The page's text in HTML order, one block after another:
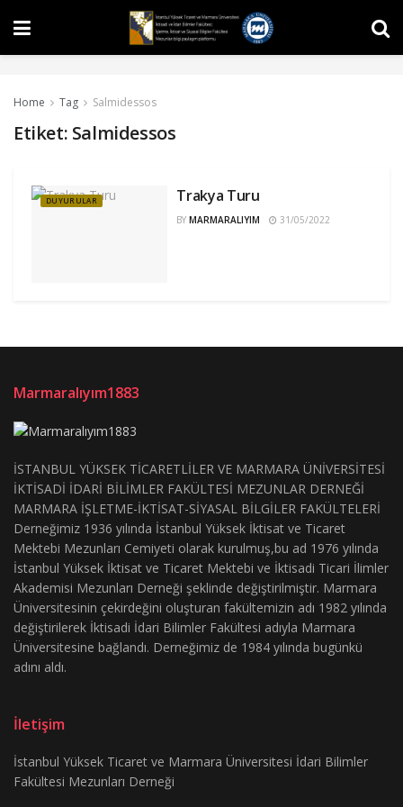
Home Tag Salmidessos
Etiket: Salmidessos
DUYURULAR Trakya Turu
BY MARMARALIYIM 31/05/2022
Marmaralıyım1883
İSTANBUL YÜKSEK TİCARETLİLER VE MARMARA ÜNİVERSİTESİ
İKTİSADİ İDARİ BİLİMLER FAKÜLTESİ MEZUNLAR DERNEĞİ
MARMARA İŞLETME-İKTİSAT-SİYASAL BİLGİLER FAKÜLTELERİ
Derneğimiz 1936 yılında İstanbul Yüksek İktisat ve Ticaret
Mektebi Mezunları Cemiyeti olarak kurulmuş,bu ad 1976 yılında
İstanbul Yüksek İktisat ve Ticaret Mektebi ve İktisadi Ticari İlimler
Akademisi Mezunları Derneği şeklinde değiştirilmiştir. Marmara
Üniversitesinin çekirdeğini oluşturan fakültemizin adı 1982 yılında
değiştirilerek İktisadi İdari Bilimler Fakültesi adıyla Marmara
Üniversitesine bağlandı. Derneğimiz de 1984 yılında bugünkü
adını aldı.
İletişim
İstanbul Yüksek Ticaret ve Marmara Üniversitesi İdari Bilimler
Fakültesi Mezunları Derneği